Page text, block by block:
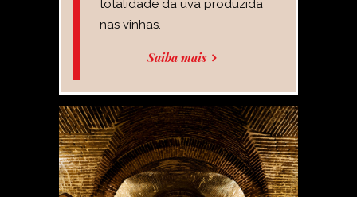
totalidade da uva produzida
nas vinhas.
Saiba mais